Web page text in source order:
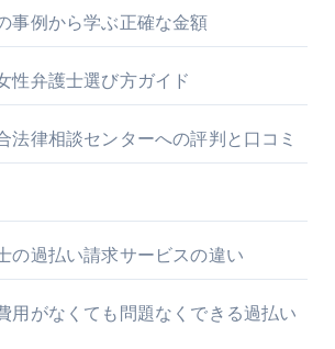
事例から学ぶ正確な金額
性弁護士選び方ガイド
法律相談センターへの評判と口コミ
の過払い請求サービスの違い
用がなくても問題なくできる過払い